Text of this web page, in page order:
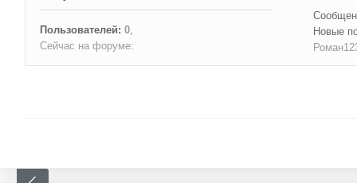
Пользователей: 0,
Сейчас на форуме:
Новые